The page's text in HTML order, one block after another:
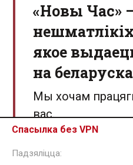
Спасылка без VPN
«Новы Час»
якое
на
Мы хочам
вас.
падтрымка.